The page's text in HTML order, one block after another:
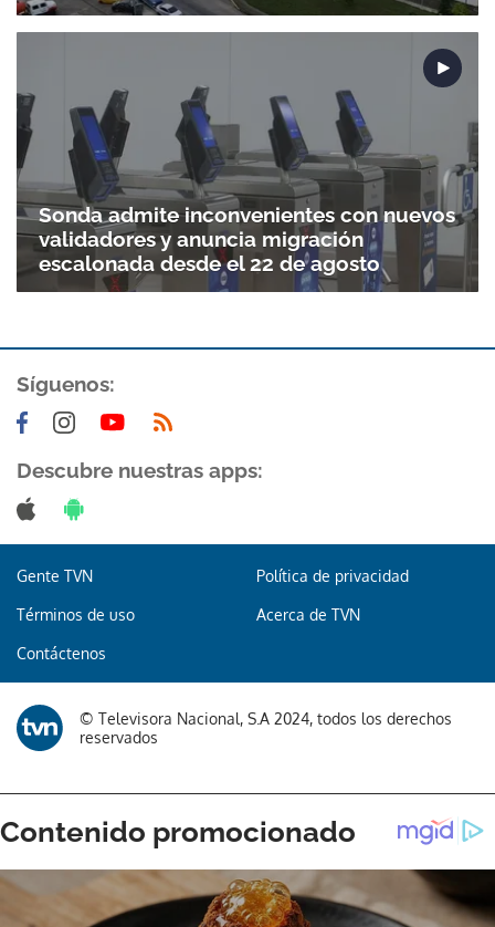
Gracias por suscribirte a nuestro boletín.
ACEPTAR
Sonda admite inconvenientes con nuevos
validadores y anuncia migración
escalonada desde el 22 de agosto
Síguenos:
Descubre nuestras apps:
Gente TVN Política de privacidad
Términos de uso Acerca de TVN
Contáctenos
© Televisora Nacional, S.A 2024, todos los derechos
reservados